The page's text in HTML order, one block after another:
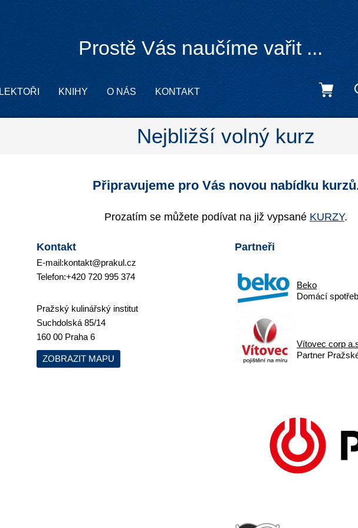
Prostě Vás naučíme vařit ...
LEKTOŘI KNIHY O NÁS KONTAKT
Nejbližší volný kurz
Připravujeme pro Vás novou nabídku
Prozatím se můžete podívat na již vypsané KURZY.
Kontakt
E-mail:kontakt@prakul.cz
Telefon:+420 720 995 374
Pražský kulinářský institut
Suchdolská 85/14
160 00 Praha 6
ZOBRAZIT MAPU
Partneři
Beko
Domácí
Vítovec corp
Partner